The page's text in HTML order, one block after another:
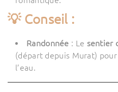
💡 Conseil :
Randonnée : Le sentier
(départ depuis Murat)
l’eau.